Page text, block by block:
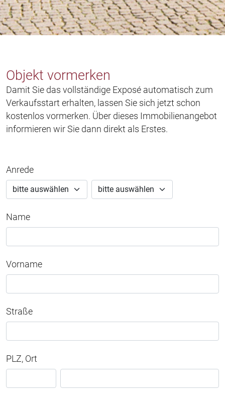
Objekt vormerken
Damit Sie das vollständige Exposé automatisch zum
Verkaufsstart erhalten, lassen Sie sich jetzt schon
kostenlos vormerken. Über dieses Immobilienangebot
informieren wir Sie dann direkt als Erstes.
Anrede
Name
Vorname
Straße
PLZ, Ort